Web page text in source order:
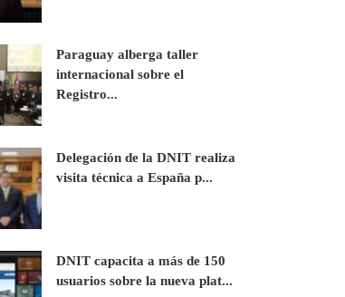
Paraguay alberga taller
internacional sobre el
Registro...
Delegación de la DNIT realiza
visita técnica a España p...
DNIT capacita a más de 150
usuarios sobre la nueva plat...